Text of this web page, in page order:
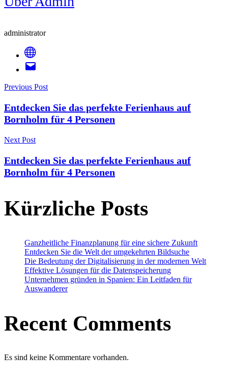
administrator
Post
Navigation
Previous Post
Entdecken Sie das perfekte Ferienhaus auf
Bornholm für 4 Personen
Next Post
Entdecken Sie das perfekte Ferienhaus auf
Bornholm für 4 Personen
Kürzliche Posts
Ganzheitliche Finanzplanung für eine sichere Zukunft
Entdecken Sie die Welt der umgekehrten Bildsuche
Die Bedeutung der Digitalisierung in der modernen Welt
Effektive Lösungen für die Datenspeicherung
Unternehmen gründen in Spanien: Ein Leitfaden für
Auswanderer
Recent Comments
Es sind keine Kommentare vorhanden.